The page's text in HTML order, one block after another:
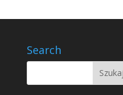
Search